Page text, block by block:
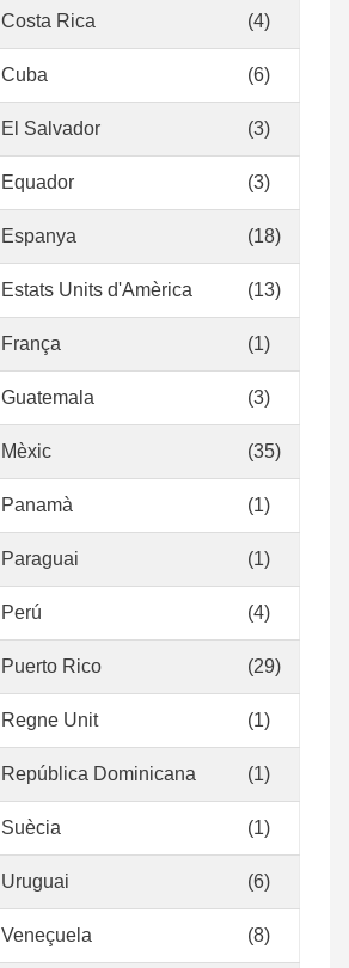
Costa Rica (4)
Cuba (6)
El Salvador (3)
Equador (3)
Espanya (18)
Estats Units d'Amèrica (13)
França (1)
Guatemala (3)
Mèxic (35)
Panamà (1)
Paraguai (1)
Perú (4)
Puerto Rico (29)
Regne Unit (1)
República Dominicana (1)
Suècia (1)
Uruguai (6)
Veneçuela (8)